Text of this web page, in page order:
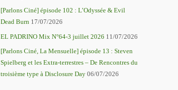
[Parlons Ciné] épisode 102 : L’Odyssée & Evil
Dead Burn 17/07/2026
EL PADRINO Mix N°64-3 juillet 2026 11/07/2026
[Parlons Ciné, La Mensuelle] épisode 13 : Steven
Spielberg et les Extra-terrestres – De Rencontres du
troisième type à Disclosure Day 06/07/2026